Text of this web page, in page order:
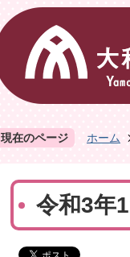
現在のページ ホーム
令和3年